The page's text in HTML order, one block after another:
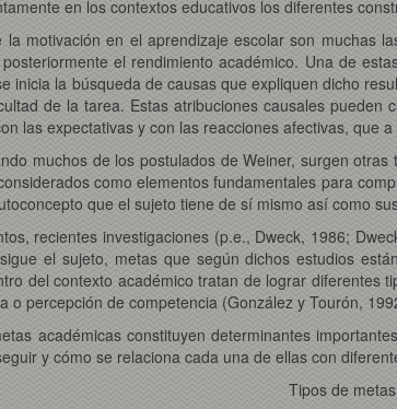
en los contextos educativos los diferentes
motivación en el aprendizaje escolar son muchas
el rendimiento académico. Una de
inicia la búsqueda de causas que expliquen dicho
de la tarea. Estas atribuciones causales
las expectativas y con las reacciones afectivas, que
muchos de los postulados de Weiner, surgen
como elementos fundamentales para
que el sujeto tiene de sí mismo así como
recientes investigaciones (p.e., Dweck, 1986;
el sujeto, metas que según dichos estudios
del contexto académico tratan de lograr
o percepción de competencia (González y Tourón,
académicas constituyen determinantes
y cómo se relaciona cada una de ellas con
Tipos de